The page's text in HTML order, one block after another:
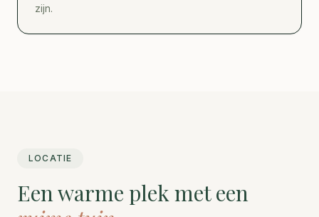
zijn.
LOCATIE
Een warme plek met een